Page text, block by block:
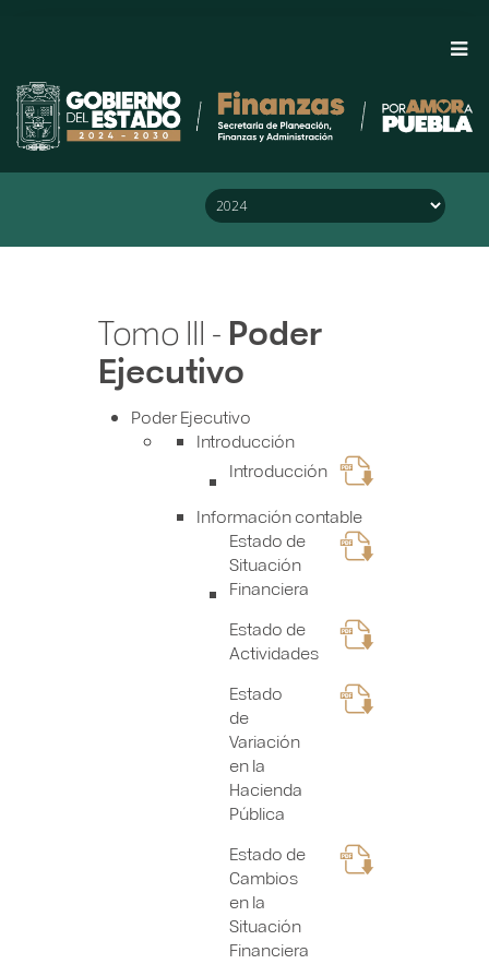
Tomo III - Poder
Ejecutivo
Poder Ejecutivo
Introducción
Introducción
Información contable
Estado de
Situación
Financiera
Estado de
Actividades
Estado
de
Variación
en la
Hacienda
Pública
Estado de
Cambios
en la
Situación
Financiera